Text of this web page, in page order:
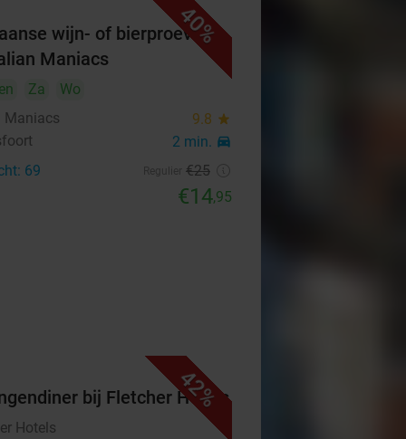
40%
wijn- of bierproeverij
Maniacs
Za
Wo
Maniacs
9.8 star
2 min. directions_car
69 €25
€14,95
42%
bij Fletcher Hotels
Hotels